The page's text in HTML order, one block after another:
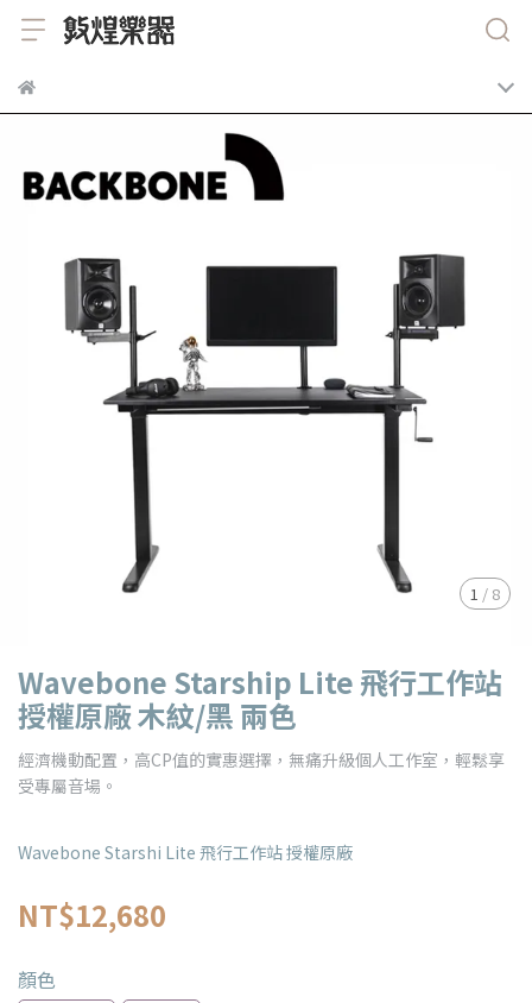
1 / 8
Wavebone Starship Lite 飛行工作站
授權原廠 木紋/黑 兩色
經濟機動配置，高CP值的實惠選擇，無痛升級個人工作室，輕鬆享
受專屬音場。
Wavebone Starshi Lite 飛行工作站 授權原廠
NT$12,680
顏色